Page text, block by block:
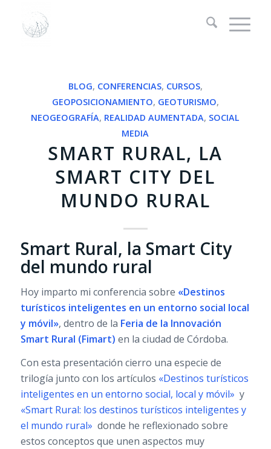
BLOG, CONFERENCIAS, CURSOS,
GEOPOSICIONAMIENTO, GEOTURISMO,
NEOGEOGRAFÍA, REALIDAD AUMENTADA, SOCIAL
MEDIA
SMART RURAL, LA
SMART CITY DEL
MUNDO RURAL
Smart Rural, la Smart City
del mundo rural
Hoy imparto mi conferencia sobre «Destinos
turísticos inteligentes en un entorno social local
y móvil», dentro de la Feria de la Innovación
Smart Rural (Fimart) en la ciudad de Córdoba.
Con esta presentación cierro una especie de
trilogía junto con los artículos «Destinos turísticos
inteligentes en un entorno social, local y móvil» y
«Smart Rural: los destinos turísticos inteligentes y
el mundo rural» donde he reflexionado sobre
estos conceptos que unen aspectos muy